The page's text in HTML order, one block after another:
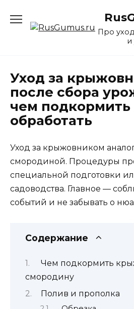
содержанию
Про
и
Уход за
после сбора
чем подкормить
обработать
Уход за крыжовником
смородиной. Процедуры
специальной подготовки
садоводства. Главное —
событий и не забывать о
Содержание
Чем подкормить
смородину
Полив и прополка